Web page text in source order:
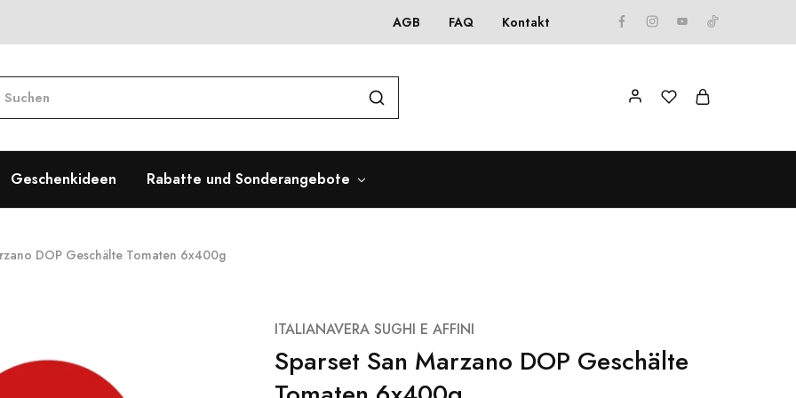
AGB FAQ Kontakt
Geschenkideen Rabatte und Sonderangebote
DOP Geschälte Tomaten 6x400g
ITALIANAVERA SUGHI E AFFINI
Sparset San Marzano DOP Geschälte